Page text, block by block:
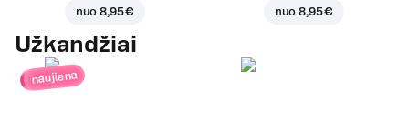
nuo8,95 € nuo8,95 €
Užkandžiai
naujiena